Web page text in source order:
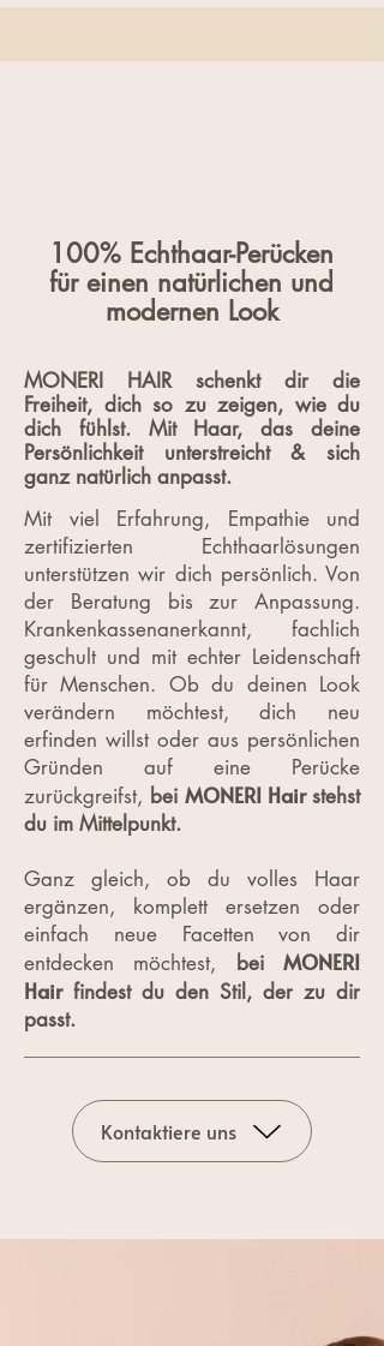
100% Echthaar-Perücken
für einen natürlichen und
modernen Look
MONERI HAIR schenkt dir die
Freiheit, dich so zu zeigen, wie du
dich fühlst. Mit Haar, das deine
Persönlichkeit unterstreicht & sich
ganz natürlich anpasst.
Mit viel Erfahrung, Empathie und
zertifizierten Echthaarlösungen
unterstützen wir dich persönlich. Von
der Beratung bis zur Anpassung.
Krankenkassenanerkannt, fachlich
geschult und mit echter Leidenschaft
für Menschen. Ob du deinen Look
verändern möchtest, dich neu
erfinden willst oder aus persönlichen
Gründen auf eine Perücke
zurückgreifst, bei MONERI Hairstehst
du im Mittelpunkt.
Ganz gleich, ob du volles Haar
ergänzen, komplett ersetzen oder
einfach neue Facetten von dir
entdecken möchtest,
beiMONERI
Hairfindest du den Stil, der zu dir
passt.​
Kontaktiere uns